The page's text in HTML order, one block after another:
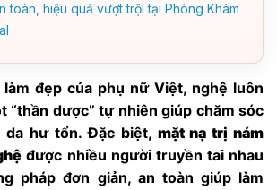
toàn, hiệu quả vượt trội tại Phòng Khám
đẹp của phụ nữ Việt, nghệ luôn
“thần dược” tự nhiên giúp chăm sóc
da hư tổn. Đặc biệt, mặt nạ trị nám
được nhiều người truyền tai nhau
pháp đơn giản, an toàn giúp làm